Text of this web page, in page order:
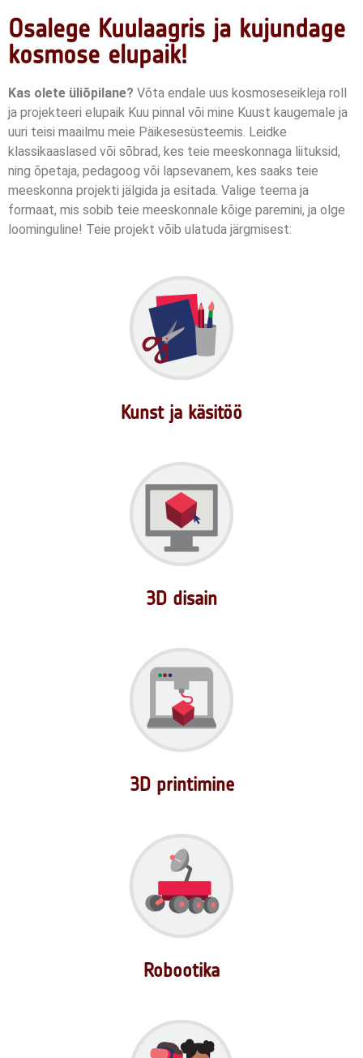
Osalege Kuulaagris ja kujundage
kosmose elupaik!
Kas olete üliõpilane? Võta endale uus kosmoseseikleja roll
ja projekteeri elupaik Kuu pinnal või mine Kuust kaugemale ja
uuri teisi maailmu meie Päikesesüsteemis. Leidke
klassikaaslased või sõbrad, kes teie meeskonnaga liituksid,
ning õpetaja, pedagoog või lapsevanem, kes saaks teie
meeskonna projekti jälgida ja esitada. Valige teema ja
formaat, mis sobib teie meeskonnale kõige paremini, ja olge
loominguline! Teie projekt võib ulatuda järgmisest:
Kunst ja käsitöö
3D disain
3D printimine
Robootika